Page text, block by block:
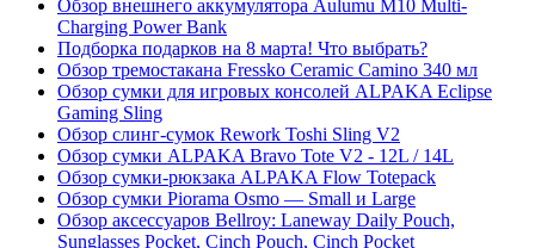
Обзор внешнего аккумулятора Aulumu M10 Multi-
Charging Power Bank
Подборка подарков на 8 марта! Что выбрать?
Обзор тремостакана Fressko Ceramic Camino 340 мл
Обзор сумки для игровых консолей ALPAKA Eclipse
Gaming Sling
Обзор слинг-сумок Rework Toshi Sling V2
Обзор сумки ALPAKA Bravo Tote V2 - 12L / 14L
Обзор сумки-рюкзака ALPAKA Flow Totepack
Обзор сумки Piorama Osmo — Small и Large
Обзор аксессуаров Bellroy: Laneway Daily Pouch,
Sunglasses Pocket, Cinch Pouch, Cinch Pocket